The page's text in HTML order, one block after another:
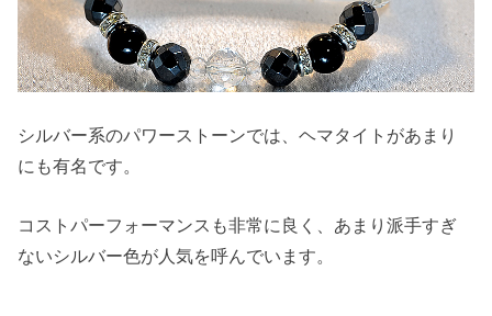
シルバー系のパワーストーンでは、ヘマタイトがあまり
にも有名です。
コストパーフォーマンスも非常に良く、あまり派手すぎ
ないシルバー色が人気を呼んでいます。